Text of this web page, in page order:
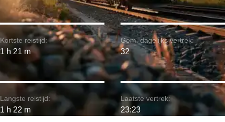
Kortste reistijd:
1 h 21 m
Langste reistijd:
1 h 22 m
Gem. dagelijks vertrek:
32
Laatste vertrek:
23:23